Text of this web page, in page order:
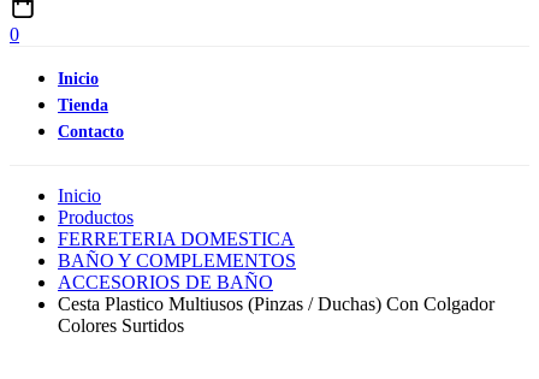
0
Inicio
Tienda
Contacto
Inicio
Productos
FERRETERIA DOMESTICA
BAÑO Y COMPLEMENTOS
ACCESORIOS DE BAÑO
Cesta Plastico Multiusos (Pinzas / Duchas) Con Colgador
Colores Surtidos